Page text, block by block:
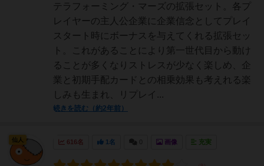
テラフォーミング・マーズの拡張セット。各プ
レイヤーの主人公企業に企業信念としてプレイ
スタート時にボーナスを与えてくれる拡張セッ
ト。これがあることにより第一世代目から動け
ることが多くなりストレスが少なく楽しめ、企
業と初期手配カードとの相乗効果も考えれる楽
しみも生まれ、リプレイ...
続きを読む（約2年前）
616名 1名 画像 充実
仙人